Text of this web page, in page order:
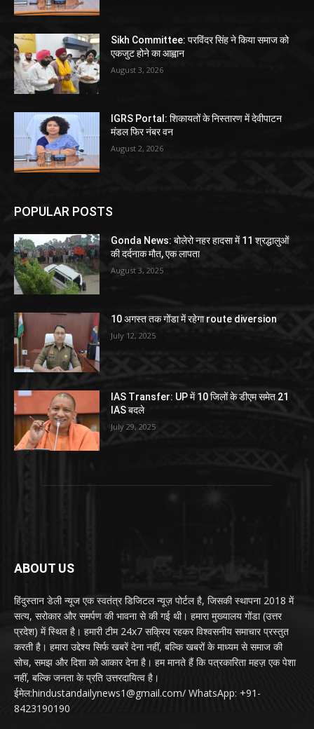
Sikh Committee: परविंदर सिंह ने किया समाज को
एकजुट होने का आह्वान
August 3, 2026
IGRS Portal: शिकायतों के निस्तारण में देवीपाटन
मंडल फिर नंबर वन
August 2, 2026
POPULAR POSTS
Gonda News: बोलेरो नहर हादसा में 11 श्रद्धालुओं
की दर्दनाक मौत, एक लापता
August 3, 2025
10 अगस्त तक गोंडा में रहेगा route diversion
July 12, 2025
IAS Transfer: UP में 10 जिलों के डीएम समेत 21
IAS बदले
July 29, 2025
ABOUT US
हिंदुस्तान डेली न्यूज एक स्वतंत्र डिजिटल न्यूज़ पोर्टल है, जिसकी स्थापना 2018 में
सत्य, सरोकार और समर्पण की भावना से की गई थी। हमारा मुख्यालय गोंडा (उत्तर
प्रदेश) में स्थित है। हमारी टीम 24x7 सक्रिय रहकर विश्वसनीय समाचार प्रस्तुत
करती है। हमारा उद्देश्य सिर्फ खबरें देना नहीं, बल्कि खबरों के माध्यम से समाज की
सोच, समझ और दिशा को आकार देना है। हम मानते हैं कि पत्रकारिता महज़ एक पेशा
नहीं, बल्कि जनता के प्रति उत्तरदायित्व है।
ईमेल:hindustandailynews1@gmail.com/ WhatsApp: +91-
8423190190